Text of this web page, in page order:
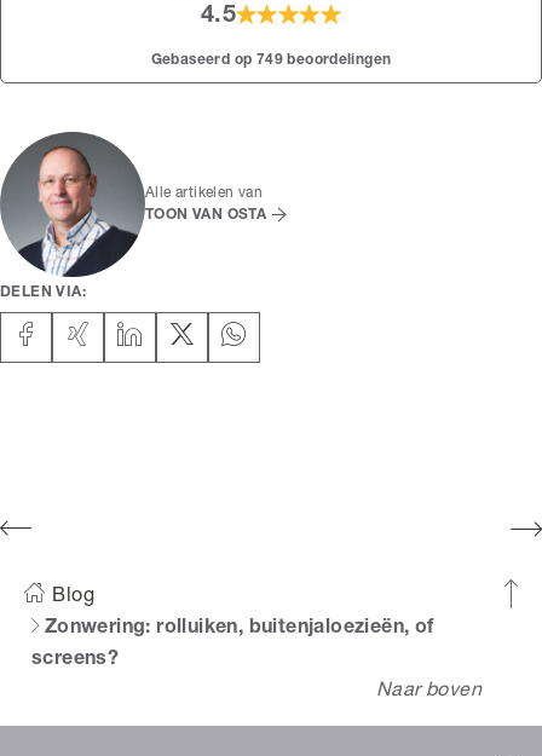
Alle artikelen van
TOON VAN OSTA
DELEN VIA:
4.5
Gebaseerd op 749 beoordelingen
Blog
Zonwering: rolluiken, buitenjaloezieën, of
screens?
Naar boven